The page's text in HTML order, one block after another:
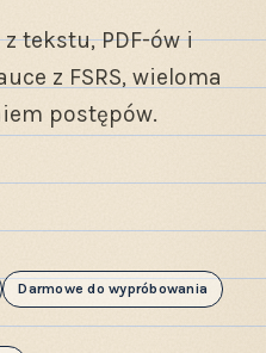
tekstu, PDF-ów i
z FSRS, wieloma
postępów.
Darmowe do wypróbowania